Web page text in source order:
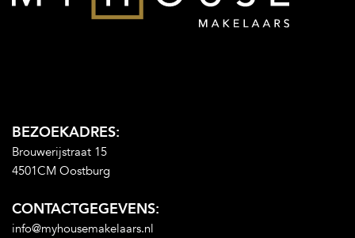
BEZOEKADRES:
Brouwerijstraat 15
4501CM Oostburg
CONTACTGEGEVENS:
info@myhousemakelaars.nl